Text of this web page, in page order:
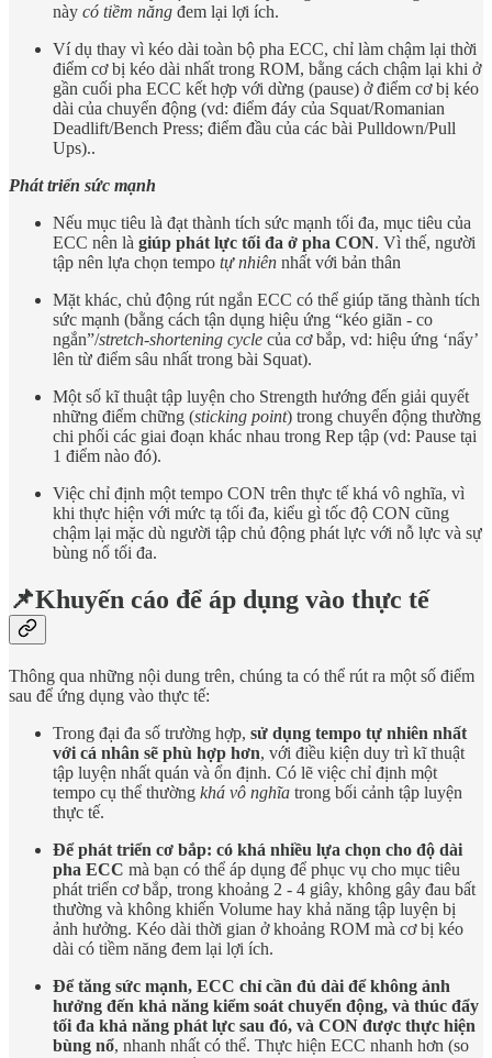
này có tiềm năng đem lại lợi ích.
Ví dụ thay vì kéo dài toàn bộ pha ECC, chỉ làm chậm lại thời
điểm cơ bị kéo dài nhất trong ROM, bằng cách chậm lại khi ở
gần cuối pha ECC kết hợp với dừng (pause) ở điểm cơ bị kéo
dài của chuyển động (vd: điểm đáy của Squat/Romanian
Deadlift/Bench Press; điểm đầu của các bài Pulldown/Pull
Ups)..
Phát triển sức mạnh
Nếu mục tiêu là đạt thành tích sức mạnh tối đa, mục tiêu của
ECC nên là giúp phát lực tối đa ở pha CON. Vì thế, người
tập nên lựa chọn tempo tự nhiên nhất với bản thân
Mặt khác, chủ động rút ngắn ECC có thể giúp tăng thành tích
sức mạnh (bằng cách tận dụng hiệu ứng “kéo giãn - co
ngắn”/stretch-shortening cycle của cơ bắp, vd: hiệu ứng ‘nẩy’
lên từ điểm sâu nhất trong bài Squat).
Một số kĩ thuật tập luyện cho Strength hướng đến giải quyết
những điểm chững (sticking point) trong chuyển động thường
chi phối các giai đoạn khác nhau trong Rep tập (vd: Pause tại
1 điểm nào đó).
Việc chỉ định một tempo CON trên thực tế khá vô nghĩa, vì
khi thực hiện với mức tạ tối đa, kiểu gì tốc độ CON cũng
chậm lại mặc dù người tập chủ động phát lực với nỗ lực và sự
bùng nổ tối đa.
📌Khuyến cáo để áp dụng vào thực tế
Thông qua những nội dung trên, chúng ta có thể rút ra một số điểm
sau để ứng dụng vào thực tế:
Trong đại đa số trường hợp, sử dụng tempo tự nhiên nhất
với cá nhân sẽ phù hợp hơn, với điều kiện duy trì kĩ thuật
tập luyện nhất quán và ổn định. Có lẽ việc chỉ định một
tempo cụ thể thường khá vô nghĩa trong bối cảnh tập luyện
thực tế.
Để phát triển cơ bắp: có khá nhiều lựa chọn cho độ dài
pha ECC mà bạn có thể áp dụng để phục vụ cho mục tiêu
phát triển cơ bắp, trong khoảng 2 - 4 giây, không gây đau bất
thường và không khiến Volume hay khả năng tập luyện bị
ảnh hưởng. Kéo dài thời gian ở khoảng ROM mà cơ bị kéo
dài có tiềm năng đem lại lợi ích.
Để tăng sức mạnh, ECC chỉ cần đủ dài để không ảnh
hưởng đến khả năng kiểm soát chuyển động, và thúc đẩy
tối đa khả năng phát lực sau đó, và CON được thực hiện
bùng nổ, nhanh nhất có thể. Thực hiện ECC nhanh hơn (so